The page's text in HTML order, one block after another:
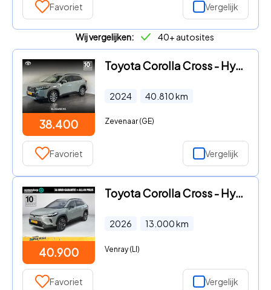
Favoriet Vergelijk
Wij vergelijken: 40+ autosites
38.400
Toyota Corolla Cross - Hybrid 200 Executive | Afneembare trekhaak | Elektrische bes
2024 40.810km
Zevenaar (GE)
Favoriet Vergelijk
40.900
Toyota Corolla Cross - Hybrid 140 Dynamic
2026 13.000km
Venray (LI)
Favoriet Vergelijk